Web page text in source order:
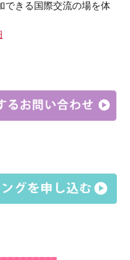
できる国際交流の場を体